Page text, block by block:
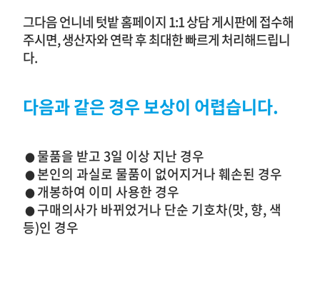
그다음 언니네 텃밭 홈페이지 1:1 상담 게시판에 접수해
주시면, 생산자와 연락 후 최대한 빠르게 처리해드립니
다.
다음과 같은 경우 보상이 어렵습니다.
● 물품을 받고 3일 이상 지난 경우
●본인의 과실로 물품이 없어지거나 훼손된 경우
● 개봉하여 이미 사용한 경우
● 구매의사가 바뀌었거나 단순 기호차(맛, 향, 색
등)인 경우